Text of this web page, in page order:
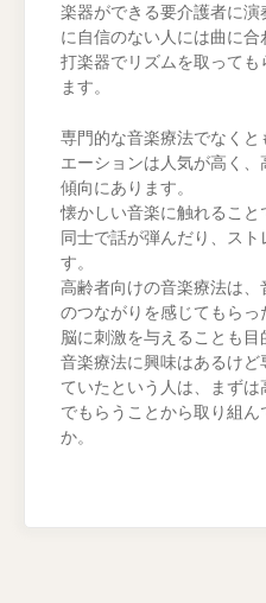
楽器ができる要介護者に
に自信のない人には曲に
打楽器でリズムを取っても
ます。
専門的な音楽療法でなくと
エーションは人気が高く
傾向にあります。
懐かしい音楽に触れるこ
同士で話が弾んだり、ス
す。
高齢者向けの音楽療法は
のつながりを感じてもら
脳に刺激を与えることも目
音楽療法に興味はあるけ
ていたという人は、まず
でもらうことから取り組ん
か。